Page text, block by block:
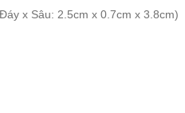
x Sâu: 2.5cm x 0.7cm x 3.8cm)